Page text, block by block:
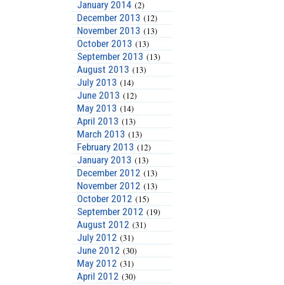
January 2014 (2)
December 2013 (12)
November 2013 (13)
October 2013 (13)
September 2013 (13)
August 2013 (13)
July 2013 (14)
June 2013 (12)
May 2013 (14)
April 2013 (13)
March 2013 (13)
February 2013 (12)
January 2013 (13)
December 2012 (13)
November 2012 (13)
October 2012 (15)
September 2012 (19)
August 2012 (31)
July 2012 (31)
June 2012 (30)
May 2012 (31)
April 2012 (30)